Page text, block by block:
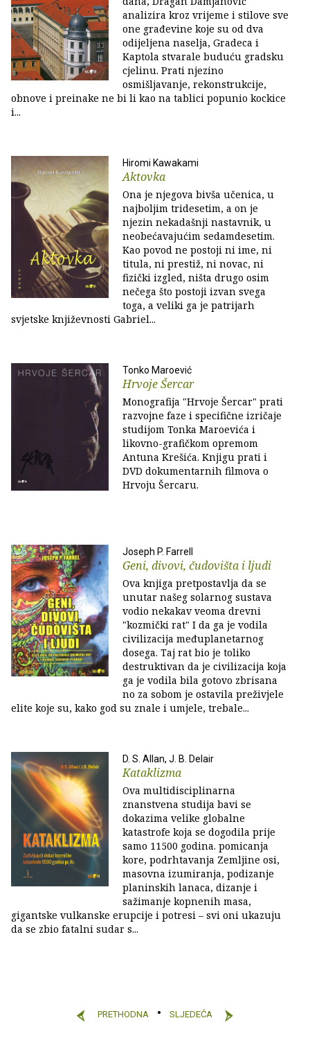
analizira kroz vrijeme i stilove sve
one građevine koje su od dva
odijeljena naselja, Gradeca i
Kaptola stvarale buduću gradsku
cjelinu. Prati njezino
osmišljavanje, rekonstrukcije,
obnove i preinake ne bi li kao na tablici popunio kockice
i...
Hiromi Kawakami
Aktovka
Ona je njegova bivša učenica, u
najboljim tridesetim, a on je
njezin nekadašnji nastavnik, u
neobećavajućim sedamdesetim.
Kao povod ne postoji ni ime, ni
titula, ni prestiž, ni novac, ni
fizički izgled, ništa drugo osim
nečega što postoji izvan svega
toga, a veliki ga je patrijarh
svjetske književnosti Gabriel...
Tonko Maroević
Hrvoje Šercar
Monografija "Hrvoje Šercar" prati
razvojne faze i specifične izričaje
studijom Tonka Maroevića i
likovno-grafičkom opremom
Antuna Krešića. Knjigu prati i
DVD dokumentarnih filmova o
Hrvoju Šercaru.
Joseph P. Farrell
Geni, divovi, čudovišta i ljudi
Ova knjiga pretpostavlja da se
unutar našeg solarnog sustava
vodio nekakav veoma drevni
"kozmički rat" I da ga je vodila
civilizacija međuplanetarnog
dosega. Taj rat bio je toliko
destruktivan da je civilizacija koja
ga je vodila bila gotovo zbrisana
no za sobom je ostavila preživjele
elite koje su, kako god su znale i umjele, trebale...
D. S. Allan, J. B. Delair
Kataklizma
Ova multidisciplinarna
znanstvena studija bavi se
dokazima velike globalne
katastrofe koja se dogodila prije
samo 11500 godina. pomicanja
kore, podrhtavanja Zemljine osi,
masovna izumiranja, podizanje
planinskih lanaca, dizanje i
sažimanje kopnenih masa,
gigantske vulkanske erupcije i potresi – svi oni ukazuju
da se zbio fatalni sudar s...
PRETHODNA SLJEDEĆA